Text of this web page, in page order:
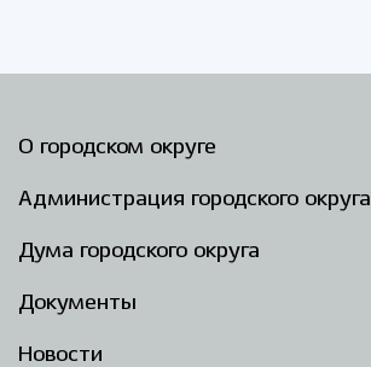
О городском округе
Администрация городского округа
Дума городского округа
Документы
Новости